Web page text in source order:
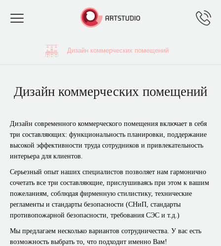
Toggle
Дизайн коммерческих помещений
Дизайн коммерческих помещений
Дизайн современного коммерческого помещения включает в себя
три составляющих: функциональность планировки, поддержание
высокой эффективности труда сотрудников и привлекательность
интерьера для клиентов.
Серьезный опыт наших специалистов позволяет нам гармонично
сочетать все три составляющие, прислушиваясь при этом к вашим
пожеланиям, соблюдая фирменную стилистику, технические
регламенты и стандарты безопасности (СНиП, стандарты
противопожарной безопасности, требования СЭС и т.д.)
Мы предлагаем несколько вариантов сотрудничества. У вас есть
возможность выбрать то, что подходит именно Вам!